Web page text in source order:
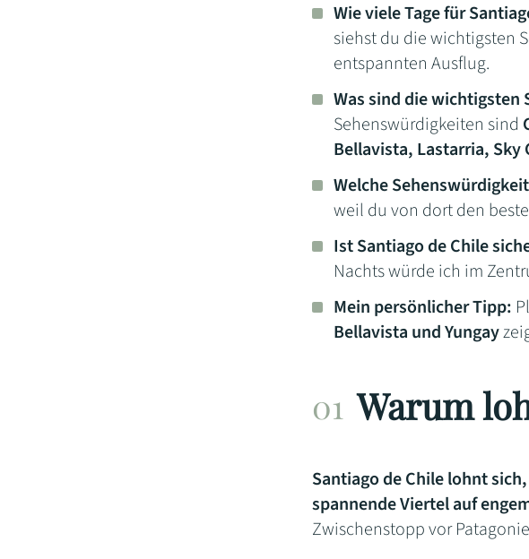
Wie viele Tage für
siehst du die wichtigsten
entspannten Ausflug.
Was sind die wichtigsten
Sehenswürdigkeiten sind
Bellavista, Lastarria, Sky
Welche
weil du von dort den
Ist Santiago de Chile
Nachts würde ich im
Mein persönlicher Tipp:
Bellavista und Yungay
Warum
Santiago de Chile lohnt
spannende Viertel auf
Zwischenstopp vor